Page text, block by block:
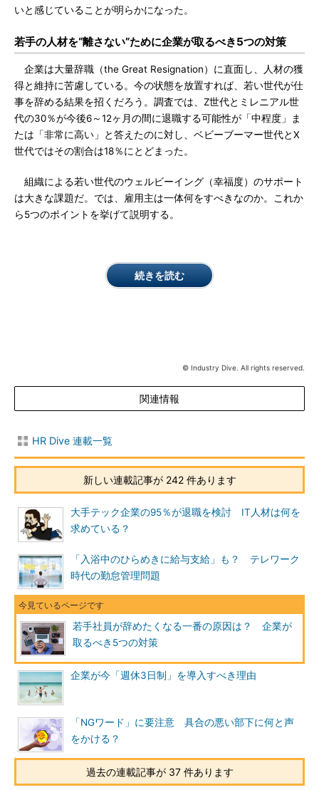
いと感じていることが明らかになった。
若手の人材を“離さない”ために企業が取るべき5つの対策
企業は大量辞職（the Great Resignation）に直面し、人材の獲
得と維持に苦慮している。今の状態を放置すれば、若い世代が仕
事を辞める結果を招くだろう。調査では、Z世代とミレニアル世
代の30％が今後6～12ヶ月の間に退職する可能性が「中程度」ま
たは「非常に高い」と答えたのに対し、ベビーブーマー世代とX
世代ではその割合は18％にとどまった。
組織による若い世代のウェルビーイング（幸福度）のサポート
は大きな課題だ。では、雇用主は一体何をすべきなのか。これか
ら5つのポイントを挙げて説明する。
続きを読む
© Industry Dive. All rights reserved.
関連情報
HR Dive 連載一覧
新しい連載記事が 242 件あります
大手テック企業の95％が退職を検討 IT人材は何を
求めている？
「入浴中のひらめきに給与支給」も？ テレワーク
時代の勤怠管理問題
若手社員が辞めたくなる一番の原因は？ 企業が
取るべき5つの対策
企業が今「週休3日制」を導入すべき理由
「NGワード」に要注意 具合の悪い部下に何と声
をかける？
過去の連載記事が 37 件あります